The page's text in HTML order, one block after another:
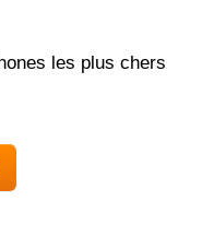
les plus chers